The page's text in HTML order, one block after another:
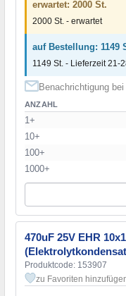
erwartet: 2000 St.
2000 St. - erwartet
auf Bestellung: 1149
1149 St. - Lieferzeit 21-
Benachrichtigung
ANZAHL
1+
10+
100+
1000+
470uF 25V EHR
Produktcode: 153907
zu Favoriten